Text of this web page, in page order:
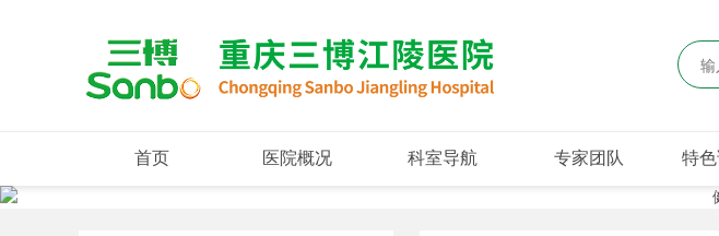
首页 医院概况 科室导航 专家团队 特